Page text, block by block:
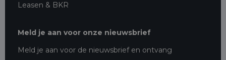
Leasen & BKR
Meld je aan voor onze nieuwsbrief
Meld je aan voor de nieuwsbrief en ontvang